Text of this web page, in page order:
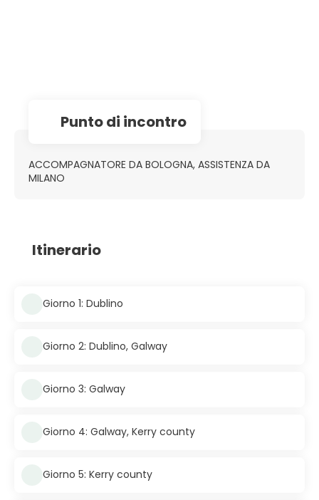
Punto di incontro
ACCOMPAGNATORE DA BOLOGNA, ASSISTENZA DA
MILANO
Itinerario
Giorno 1: Dublino
Giorno 2: Dublino, Galway
Giorno 3: Galway
Giorno 4: Galway, Kerry county
Giorno 5: Kerry county